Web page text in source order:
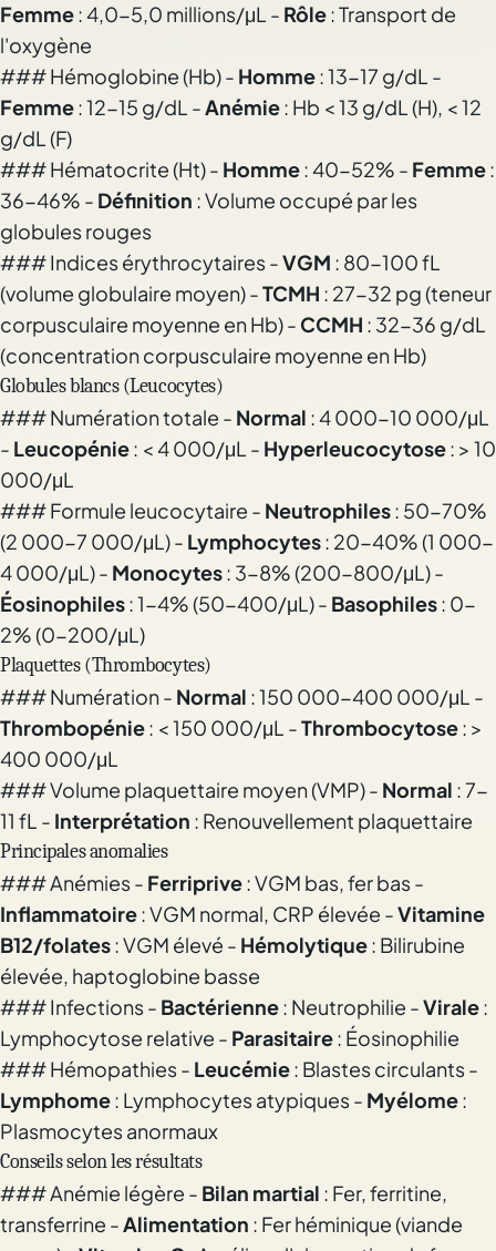
Femme: 4,0-5,0 millions/μL - Rôle: Transport de
l'oxygène
### Hémoglobine (Hb) - Homme: 13-17 g/dL -
Femme: 12-15 g/dL -Anémie: Hb < 13 g/dL (H), < 12
g/dL (F)
### Hématocrite (Ht) - Homme: 40-52% - Femme:
36-46% - Définition : Volume occupé par les
globules rouges
### Indices érythrocytaires -VGM : 80-100 fL
(volume globulaire moyen) -TCMH : 27-32 pg (teneur
corpusculaire moyenne en Hb) - CCMH : 32-36 g/dL
(concentration corpusculaire moyenne en Hb)
Globules blancs (Leucocytes)
### Numération totale - Normal : 4 000-10 000/μL
- Leucopénie: < 4 000/μL - Hyperleucocytose: > 10
000/μL
### Formule leucocytaire - Neutrophiles: 50-70%
(2 000-7 000/μL) - Lymphocytes: 20-40% (1 000-
4 000/μL) - Monocytes: 3-8% (200-800/μL) -
Éosinophiles: 1-4% (50-400/μL) - Basophiles: 0-
2% (0-200/μL)
Plaquettes (Thrombocytes)
### Numération - Normal : 150 000-400 000/μL -
Thrombopénie: < 150 000/μL -Thrombocytose: >
400 000/μL
### Volume plaquettaire moyen (VMP) - Normal : 7-
11 fL - Interprétation : Renouvellement plaquettaire
Principales anomalies
### Anémies - Ferriprive: VGM bas, fer bas -
Inflammatoire: VGM normal, CRP élevée -Vitamine
B12/folates: VGM élevé - Hémolytique: Bilirubine
élevée, haptoglobine basse
### Infections - Bactérienne: Neutrophilie -Virale:
Lymphocytose relative - Parasitaire: Éosinophilie
### Hémopathies - Leucémie: Blastes circulants -
Lymphome: Lymphocytes atypiques - Myélome:
Plasmocytes anormaux
Conseils selon les résultats
### Anémie légère - Bilan martial : Fer, ferritine,
transferrine -Alimentation : Fer héminique (viande